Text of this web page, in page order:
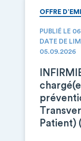
OFFRE
PUBLIÉ LE
DATE DE
05.09.2026
Patient)